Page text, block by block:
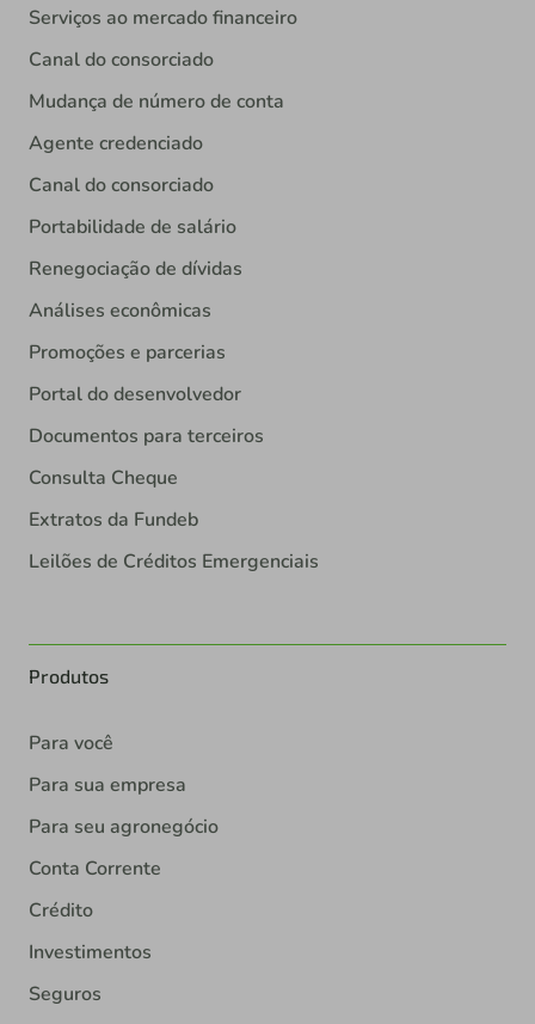
Serviços ao mercado financeiro
Canal do consorciado
Mudança de número de conta
Agente credenciado
Canal do consorciado
Portabilidade de salário
Renegociação de dívidas
Análises econômicas
Promoções e parcerias
Portal do desenvolvedor
Documentos para terceiros
Consulta Cheque
Extratos da Fundeb
Leilões de Créditos Emergenciais
Produtos
Para você
Para sua empresa
Para seu agronegócio
Conta Corrente
Crédito
Investimentos
Seguros